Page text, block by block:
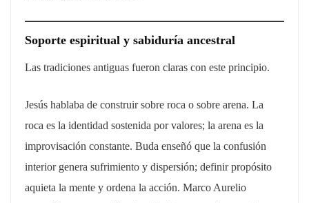
Soporte espiritual y sabiduría ancestral
Las tradiciones antiguas fueron claras con este principio.
Jesús hablaba de construir sobre roca o sobre arena. La
roca es la identidad sostenida por valores; la arena es la
improvisación constante. Buda enseñó que la confusión
interior genera sufrimiento y dispersión; definir propósito
aquieta la mente y ordena la acción. Marco Aurelio